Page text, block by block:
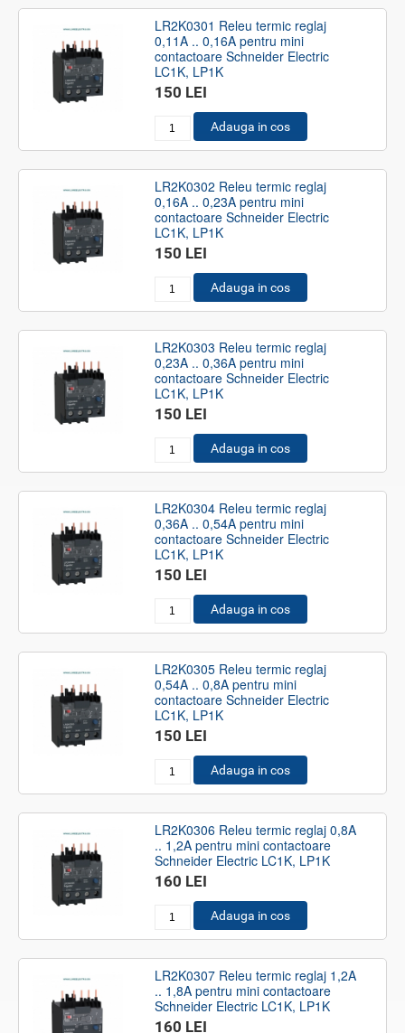
LR2K0301 Releu termic reglaj
0,11A .. 0,16A pentru mini
contactoare Schneider Electric
LC1K, LP1K
150 LEI
Adauga in cos
LR2K0302 Releu termic reglaj
0,16A .. 0,23A pentru mini
contactoare Schneider Electric
LC1K, LP1K
150 LEI
Adauga in cos
LR2K0303 Releu termic reglaj
0,23A .. 0,36A pentru mini
contactoare Schneider Electric
LC1K, LP1K
150 LEI
Adauga in cos
LR2K0304 Releu termic reglaj
0,36A .. 0,54A pentru mini
contactoare Schneider Electric
LC1K, LP1K
150 LEI
Adauga in cos
LR2K0305 Releu termic reglaj
0,54A .. 0,8A pentru mini
contactoare Schneider Electric
LC1K, LP1K
150 LEI
Adauga in cos
LR2K0306 Releu termic reglaj 0,8A
.. 1,2A pentru mini contactoare
Schneider Electric LC1K, LP1K
160 LEI
Adauga in cos
LR2K0307 Releu termic reglaj 1,2A
.. 1,8A pentru mini contactoare
Schneider Electric LC1K, LP1K
160 LEI